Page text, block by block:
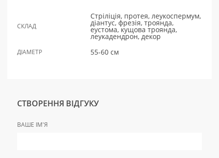
СКЛАД
Стріліція, протея, леукоспермум,
діантус, фрезія, троянда,
еустома, кущова троянда,
леукадендрон, декор
ДІАМЕТР 55-60 см
СТВОРЕННЯ ВІДГУКУ
ВАШЕ ІМ'Я